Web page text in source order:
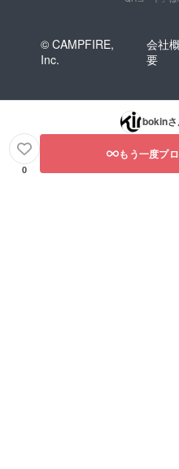
© CAMPFIRE,
Inc.
会社
要
bokin
0
もう一度プ